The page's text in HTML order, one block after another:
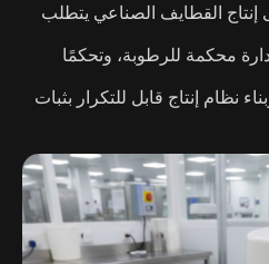
إنتاج القطايف الصناعي يتطلب
محكمة للرطوبة، وتحكمًا
نظام إنتاج قابل للتكرار بثبات